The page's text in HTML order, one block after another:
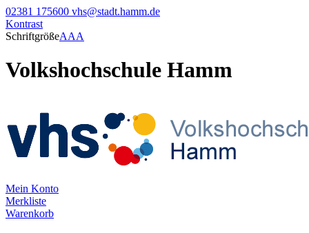
02381 175600 vhs@stadt.hamm.de
Kontrast
SchriftgrößeAAA
Volkshochschule Hamm
Mein Konto
Merkliste
Warenkorb